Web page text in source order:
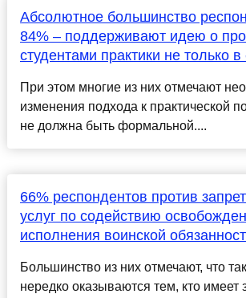
Абсолютное большинство
84% – поддерживают идею о
студентами практики не только в
При этом многие из них отмечают
изменения подхода к практической
не должна быть формальной....
66% респондентов против
услуг по содействию
исполнения воинской
Большинство из них отмечают, что
нередко оказываются тем, кто имеет